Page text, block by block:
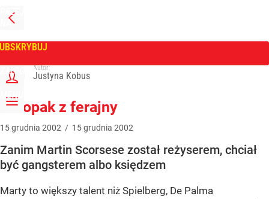
PRZEJDŹ
NA
GŁÓWNĄ
ZALOGUJ
MENU
Tygodnik Wprost
Autor:
Justyna Kobus
Chłopak z ferajny
15grudnia 2002 / 15grudnia 2002
Zanim Martin Scorsese został reżyserem, chciał
być gangsterem albo księdzem
Marty to większy talent niż Spielberg, De Palma